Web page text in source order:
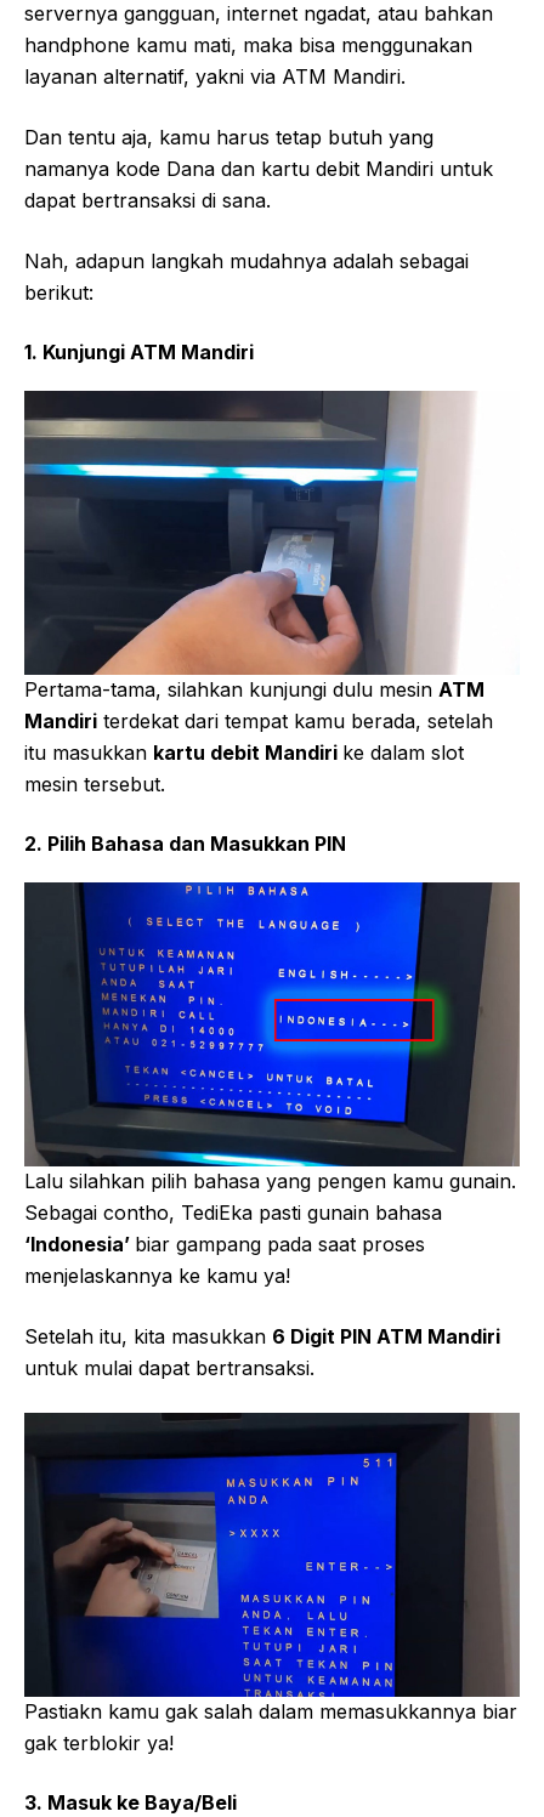
servernya gangguan, internet ngadat, atau bahkan
handphone kamu mati, maka bisa menggunakan
layanan alternatif, yakni via ATM Mandiri.
Dan tentu aja, kamu harus tetap butuh yang
namanya kode Dana dan kartu debit Mandiri untuk
dapat bertransaksi di sana.
Nah, adapun langkah mudahnya adalah sebagai
berikut:
1. Kunjungi ATM Mandiri
Pertama-tama, silahkan kunjungi dulu mesin ATM
Mandiri terdekat dari tempat kamu berada, setelah
itu masukkan kartu debit Mandiri ke dalam slot
mesin tersebut.
2. Pilih Bahasa dan Masukkan PIN
Lalu silahkan pilih bahasa yang pengen kamu gunain.
Sebagai contho, TediEka pasti gunain bahasa
‘Indonesia’ biar gampang pada saat proses
menjelaskannya ke kamu ya!
Setelah itu, kita masukkan 6 Digit PIN ATM Mandiri
untuk mulai dapat bertransaksi.
Pastiakn kamu gak salah dalam memasukkannya biar
gak terblokir ya!
3. Masuk ke Baya/Beli